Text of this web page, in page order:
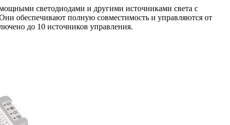
светодиодами и другими источниками света с
обеспечивают полную совместимость и управляются от
до 10 источников управления.